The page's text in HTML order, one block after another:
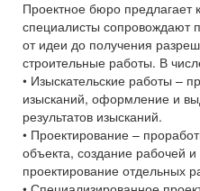
Проектное бюро предлагает
специалисты сопровождают
от идеи до получения
строительные работы. В
• Изыскательские работы –
изысканий, оформление и
результатов изысканий.
• Проектирование –
объекта, создание рабочей
проектирование отдельных